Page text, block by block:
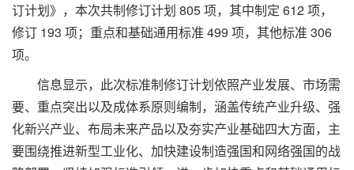
订计划》，本次共制修订计划 805 项，其中制定 612 项，
修订 193 项；重点和基础通用标准 499 项，其他标准 306
项。
信息显示，此次标准制修订计划依照产业发展、市场需
要、重点突出以及成体系原则编制，涵盖传统产业升级、强
化新兴产业、布局未来产品以及夯实产业基础四大方面，主
要围绕推进新型工业化、加快建设制造强国和网络强国的战